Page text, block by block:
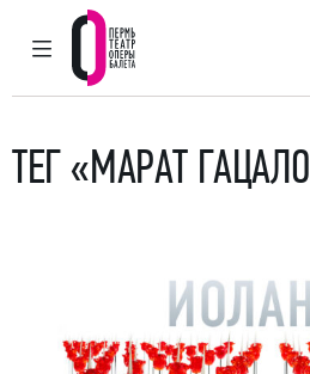
ГЛАВНОЕ МЕНЮ
Пермский театр
ТЕГ «МАРАТ